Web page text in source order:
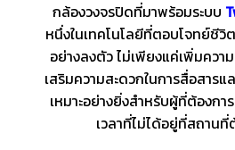
กล้องวงจรปิดที่มาพร้อมระบบ
หนึ่งในเทคโนโลยีที่ตอบโจทย์ชีวิ
อย่างลงตัว ไม่เพียงแค่เพิ่มคว
เสริมความสะดวกในการสื่อสาร
เหมาะอย่างยิ่งสำหรับผู้ที่ต้องกา
เวลาที่ไม่ได้อยู่ที่สถาน